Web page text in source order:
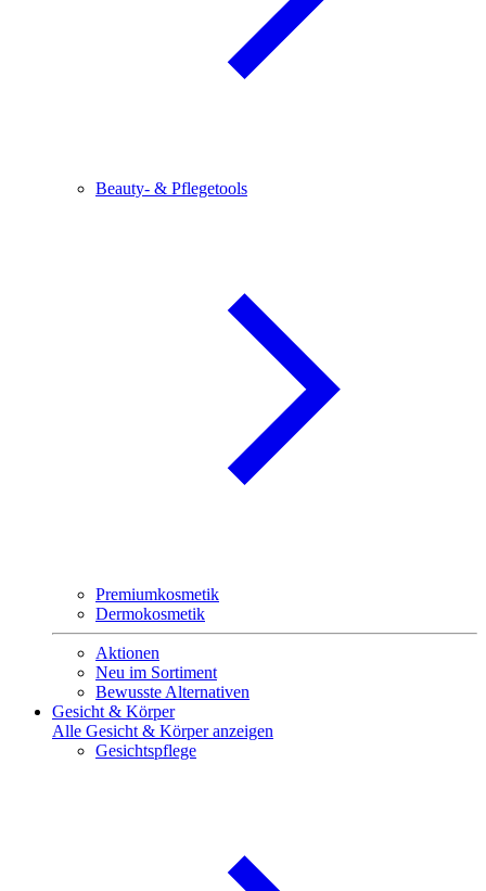
Beauty- & Pflegetools
Premiumkosmetik
Dermokosmetik
Aktionen
Neu im Sortiment
Bewusste Alternativen
Gesicht & Körper
Alle Gesicht & Körper anzeigen
Gesichtspflege